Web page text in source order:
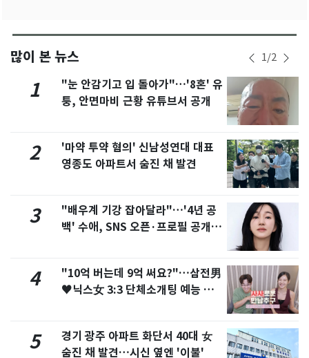
많이 본 뉴스 1/2
1
"눈 안감기고 입 돌아가"…'8혼' 유
퉁, 안면마비 근황 유튜브서 공개
2
'마약 투약 혐의' 신남성연대 대표
영종도 아파트서 숨진 채 발견
3
"배우계 기강 잡아달라"…'4년 공
백' 수애, SNS 오픈·프로필 공개
4
"10억 버는데 9억 써요?"…삼전男
♥닉스女 3:3 단체소개팅 예능 화
5
경기 광주 아파트 화단서 40대 女
숨진 채 발견…시신 옆엔 '이불'